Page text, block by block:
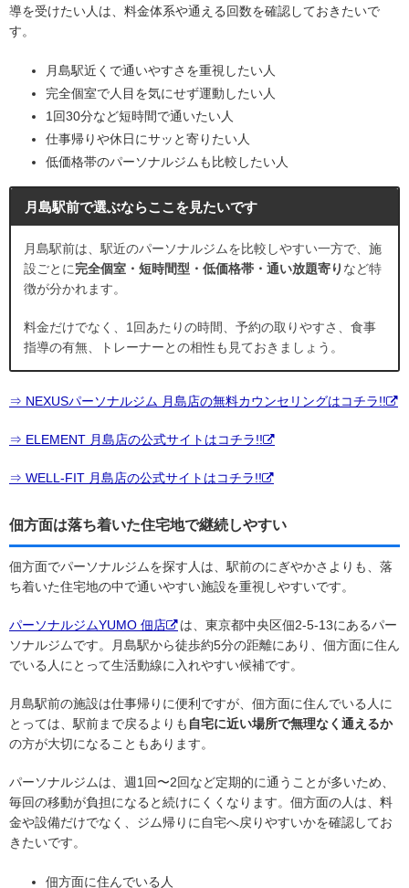
導を受けたい人は、料金体系や通える回数を確認しておきたいで
す。
月島駅近くで通いやすさを重視したい人
完全個室で人目を気にせず運動したい人
1回30分など短時間で通いたい人
仕事帰りや休日にサッと寄りたい人
低価格帯のパーソナルジムも比較したい人
月島駅前で選ぶならここを見たいです
月島駅前は、駅近のパーソナルジムを比較しやすい一方で、施
設ごとに完全個室・短時間型・低価格帯・通い放題寄り など特
徴が分かれます。
料金だけでなく、1回あたりの時間、予約の取りやすさ、食事
指導の有無、トレーナーとの相性も見ておきましょう。
⇒ NEXUSパーソナルジム 月島店の無料カウンセリングはコチラ!!
⇒ ELEMENT 月島店の公式サイトはコチラ!!
⇒ WELL-FIT 月島店の公式サイトはコチラ!!
佃方面は落ち着いた住宅地で継続しやすい
佃方面でパーソナルジムを探す人は、駅前のにぎやかさよりも、落
ち着いた住宅地の中で通いやすい施設を重視しやすいです。
パーソナルジムYUMO 佃店
は、東京都中央区佃2-5-13にあるパー
ソナルジムです。月島駅から徒歩約5分の距離にあり、佃方面に住ん
でいる人にとって生活動線に入れやすい候補です。
月島駅前の施設は仕事帰りに便利ですが、佃方面に住んでいる人に
とっては、駅前まで戻るよりも 自宅に近い場所で無理なく通えるか
の方が大切になることもあります。
パーソナルジムは、週1回〜2回など定期的に通うことが多いため、
毎回の移動が負担になると続けにくくなります。佃方面の人は、料
金や設備だけでなく、ジム帰りに自宅へ戻りやすいかを確認してお
きたいです。
佃方面に住んでいる人